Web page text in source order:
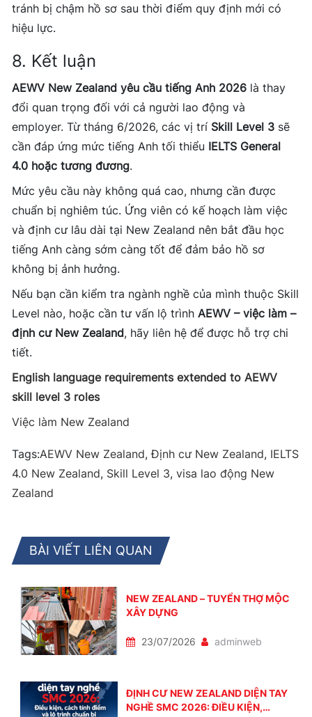
tránh bị chậm hồ sơ sau thời điểm quy định mới có
hiệu lực.
8. Kết luận
AEWV New Zealand yêu cầu tiếng Anh 2026 là thay
đổi quan trọng đối với cả người lao động và
employer. Từ tháng 6/2026, các vị trí Skill Level 3 sẽ
cần đáp ứng mức tiếng Anh tối thiểu IELTS General
4.0 hoặc tương đương.
Mức yêu cầu này không quá cao, nhưng cần được
chuẩn bị nghiêm túc. Ứng viên có kế hoạch làm việc
và định cư lâu dài tại New Zealand nên bắt đầu học
tiếng Anh càng sớm càng tốt để đảm bảo hồ sơ
không bị ảnh hưởng.
Nếu bạn cần kiểm tra ngành nghề của mình thuộc Skill
Level nào, hoặc cần tư vấn lộ trìnhAEWV – việc làm –
định cư New Zealand, hãy liên hệ để được hỗ trợ chi
tiết.
English language requirements extended to AEWV
skill level 3 roles
Việc làm New Zealand
Tags:AEWV New Zealand,Định cư New Zealand, IELTS
4.0 New Zealand, Skill Level 3,visa lao động New
Zealand
BÀI VIẾT LIÊN QUAN
NEW ZEALAND – TUYỂN THỢ MỘC
XÂY DỰNG
23/07/2026 adminweb
ĐỊNH CƯ NEW ZEALAND DIỆN TAY
NGHỀ SMC 2026: ĐIỀU KIỆN,